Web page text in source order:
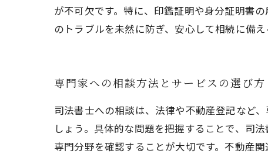
が不可欠です。特に、印鑑証明や身分証明書
のトラブルを未然に防ぎ、安心して相続に備え
専門家への相談方法とサービスの選び方
司法書士への相談は、法律や不動産登記など
しょう。具体的な問題を把握することで、司
専門分野を確認することが大切です。不動産